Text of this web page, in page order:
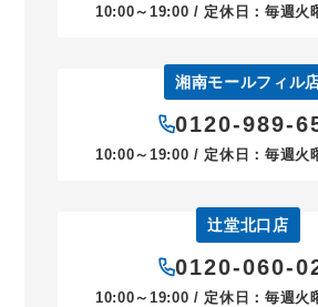
10:00～19:00 / 定休日：毎週火
湘南モールフィル
0120-989-
10:00～19:00 / 定休日：毎週火
辻堂北口店
0120-060-
10:00～19:00 / 定休日：毎週火